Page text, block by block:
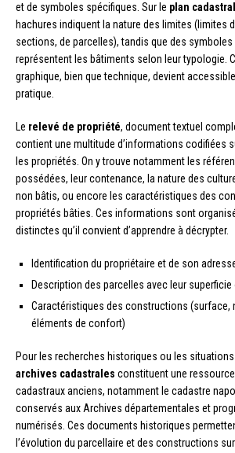
et de symboles spécifiques. Sur le plan cadastral
hachures indiquent la nature des limites (limites
sections, de parcelles), tandis que des
représentent les bâtiments selon leur typologie.
graphique, bien que technique, devient
pratique.
Le relevé de propriété, document textuel
contient une multitude d’informations codifiées
les propriétés. On y trouve notamment les
possédées, leur contenance, la nature des
non bâtis, ou encore les caractéristiques des
propriétés bâties. Ces informations sont
distinctes qu’il convient d’apprendre à décrypter.
Identification du propriétaire et de son
Description des parcelles avec leur superficie
Caractéristiques des constructions (surface,
éléments de confort)
Pour les recherches historiques ou les
archives cadastrales constituent une
cadastraux anciens, notamment le cadastre
conservés aux Archives départementales et
numérisés. Ces documents historiques
l’évolution du parcellaire et des constructions